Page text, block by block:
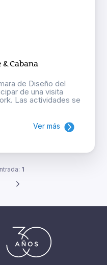
Cabana
de Diseño del
de una visita
Las actividades se
Ver más
1